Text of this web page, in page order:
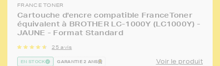
FRANCE TONER
Cartouche d'encre compatible FranceToner
équivalent à BROTHER LC-1000Y (LC1000Y) -
JAUNE - Format Standard
25 avis
EN STOCK GARANTIE 2 ANS Voir le produit